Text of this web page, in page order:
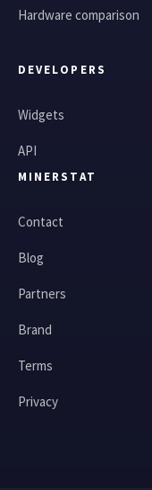
Hardware comparison
DEVELOPERS
Widgets
API
MINERSTAT
Contact
Blog
Partners
Brand
Terms
Privacy